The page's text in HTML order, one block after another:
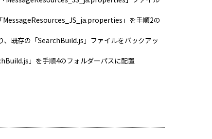
」を手順2の
既存の「SearchBuild.js」ファイルをバックアッ
」を手順4のフォルダーパスに配置